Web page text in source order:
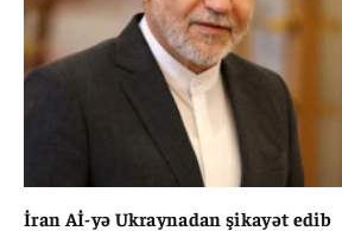
İran Aİ-yə Ukraynadan şikayət edib